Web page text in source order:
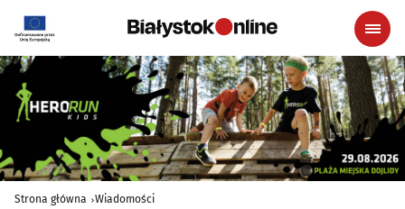
Strona główna Wiadomości